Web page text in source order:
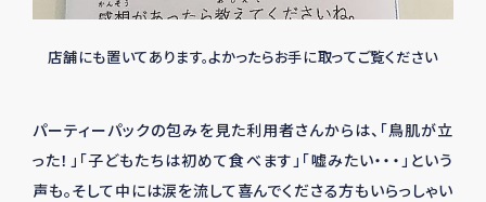
店舗にも置いてあります。よかったらお手に取ってご覧ください
パーティーパックの包みを見た利用者さんからは、「鳥肌が立
った！」「子どもたちは初めて食べます」「嘘みたい・・・」という
声も。そして中には涙を流して喜んでくださる方もいらっしゃい